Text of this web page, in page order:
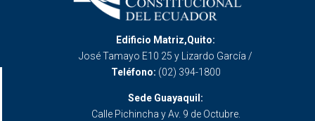
Edificio Matriz,Quito:
José Tamayo E10 25 y Lizardo García /
Teléfono: (02) 394-1800
Sede Guayaquil:
Calle Pichincha y Av. 9 de Octubre.